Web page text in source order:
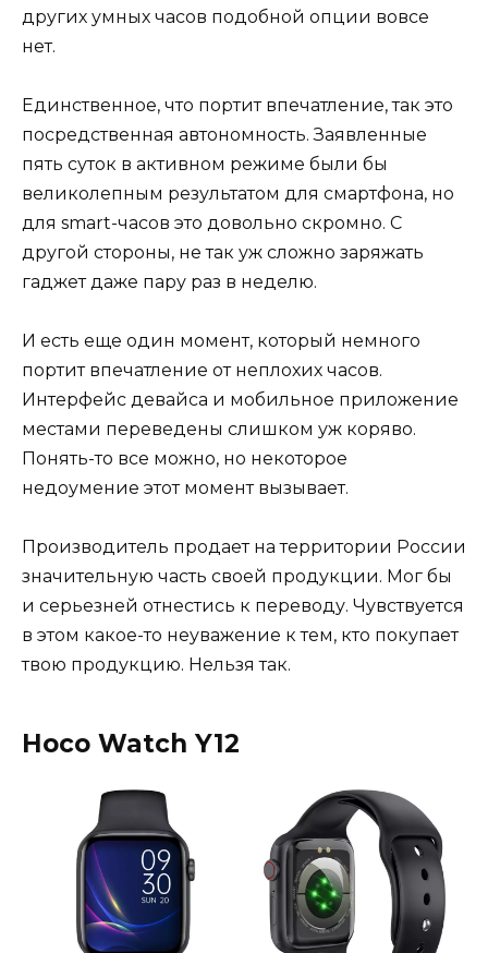
других умных часов подобной опции вовсе
нет.
Единственное, что портит впечатление, так это
посредственная автономность. Заявленные
пять суток в активном режиме были бы
великолепным результатом для смартфона, но
для smart-часов это довольно скромно. С
другой стороны, не так уж сложно заряжать
гаджет даже пару раз в неделю.
И есть еще один момент, который немного
портит впечатление от неплохих часов.
Интерфейс девайса и мобильное приложение
местами переведены слишком уж коряво.
Понять-то все можно, но некоторое
недоумение этот момент вызывает.
Производитель продает на территории России
значительную часть своей продукции. Мог бы
и серьезней отнестись к переводу. Чувствуется
в этом какое-то неуважение к тем, кто покупает
твою продукцию. Нельзя так.
Hoco Watch Y12